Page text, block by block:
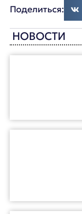
Поделиться:
НОВОСТИ